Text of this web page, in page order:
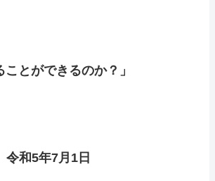
とができるのか？」
令和5年7月1日